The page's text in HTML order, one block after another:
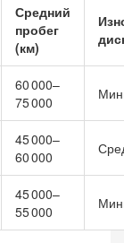
Средний
пробег
(км)
60 000–
75 000
45 000–
60 000
45 000–
55 000